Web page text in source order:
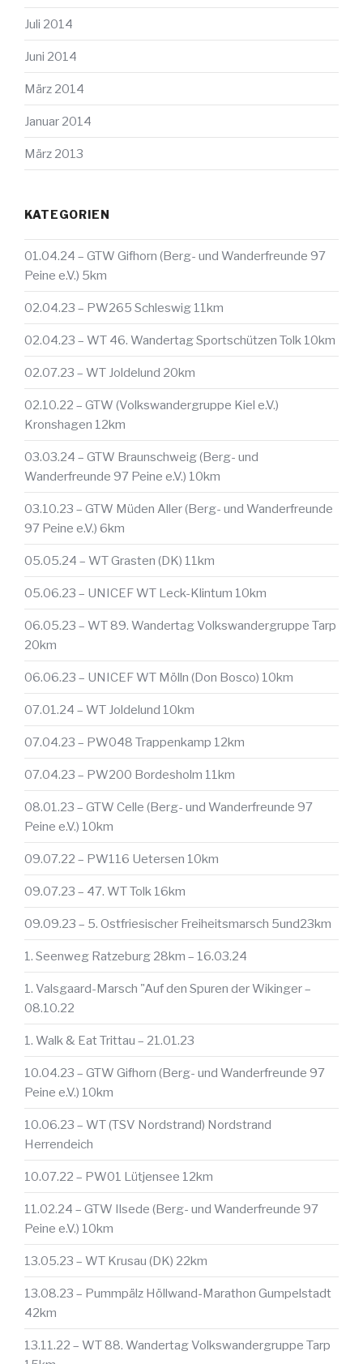
Juli 2014
Juni 2014
März 2014
Januar 2014
März 2013
KATEGORIEN
01.04.24 – GTW Gifhorn (Berg- und Wanderfreunde 97
Peine e.V.) 5km
02.04.23 – PW265 Schleswig 11km
02.04.23 – WT 46. Wandertag Sportschützen Tolk 10km
02.07.23 – WT Joldelund 20km
02.10.22 – GTW (Volkswandergruppe Kiel e.V.)
Kronshagen 12km
03.03.24 – GTW Braunschweig (Berg- und
Wanderfreunde 97 Peine e.V.) 10km
03.10.23 – GTW Müden Aller (Berg- und Wanderfreunde
97 Peine e.V.) 6km
05.05.24 – WT Grasten (DK) 11km
05.06.23 – UNICEF WT Leck-Klintum 10km
06.05.23 – WT 89. Wandertag Volkswandergruppe Tarp
20km
06.06.23 – UNICEF WT Mölln (Don Bosco) 10km
07.01.24 – WT Joldelund 10km
07.04.23 – PW048 Trappenkamp 12km
07.04.23 – PW200 Bordesholm 11km
08.01.23 – GTW Celle (Berg- und Wanderfreunde 97
Peine e.V.) 10km
09.07.22 – PW116 Uetersen 10km
09.07.23 – 47. WT Tolk 16km
09.09.23 – 5. Ostfriesischer Freiheitsmarsch 5und23km
1. Seenweg Ratzeburg 28km – 16.03.24
1. Valsgaard-Marsch "Auf den Spuren der Wikinger –
08.10.22
1. Walk & Eat Trittau – 21.01.23
10.04.23 – GTW Gifhorn (Berg- und Wanderfreunde 97
Peine e.V.) 10km
10.06.23 – WT (TSV Nordstrand) Nordstrand
Herrendeich
10.07.22 – PW01 Lütjensee 12km
11.02.24 – GTW Ilsede (Berg- und Wanderfreunde 97
Peine e.V.) 10km
13.05.23 – WT Krusau (DK) 22km
13.08.23 – Pummpälz Höllwand-Marathon Gumpelstadt
42km
13.11.22 – WT 88. Wandertag Volkswandergruppe Tarp